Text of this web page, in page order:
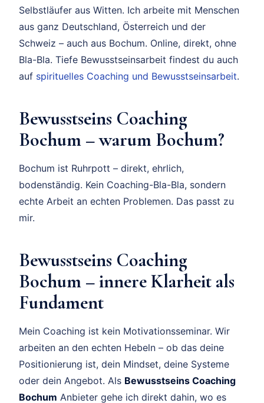
Selbstläufer aus Witten. Ich arbeite mit Menschen
aus ganz Deutschland, Österreich und der
Schweiz – auch aus Bochum. Online, direkt, ohne
Bla-Bla. Tiefe Bewusstseinsarbeit findest du auch
auf spirituelles Coaching und Bewusstseinsarbeit.
Bewusstseins Coaching
Bochum – warum Bochum?
Bochum ist Ruhrpott – direkt, ehrlich,
bodenständig. Kein Coaching-Bla-Bla, sondern
echte Arbeit an echten Problemen. Das passt zu
mir.
Bewusstseins Coaching
Bochum – innere Klarheit als
Fundament
Mein Coaching ist kein Motivationsseminar. Wir
arbeiten an den echten Hebeln – ob das deine
Positionierung ist, dein Mindset, deine Systeme
oder dein Angebot. Als Bewusstseins Coaching
Bochum Anbieter gehe ich direkt dahin, wo es